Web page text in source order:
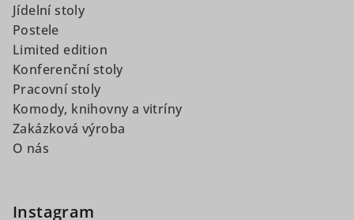
Jídelní stoly
Postele
Limited edition
Konferenční stoly
Pracovní stoly
Komody, knihovny a vitríny
Zakázková výroba
O nás
Instagram